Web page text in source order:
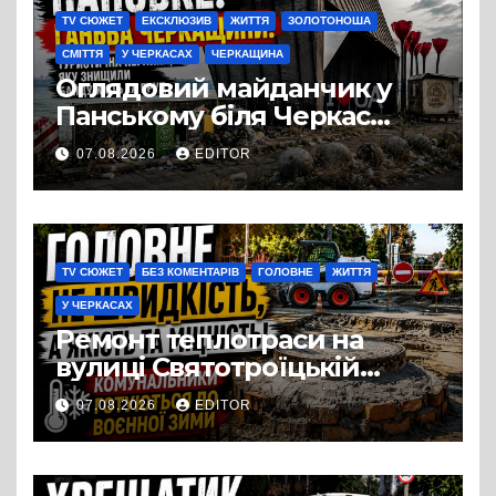
TV СЮЖЕТ ЕКСКЛЮЗИВ ЖИТТЯ ЗОЛОТОНОША
СМІТТЯ У ЧЕРКАСАХ ЧЕРКАЩИНА
Оглядовий майданчик у
Панському біля Черкас
перетворився на занедбане
сміттєзвалище
07.08.2026 EDITOR
TV СЮЖЕТ БЕЗ КОМЕНТАРІВ ГОЛОВНЕ ЖИТТЯ
У ЧЕРКАСАХ
Ремонт теплотраси на
вулиці Святотроїцькій
затягнувся порівняно із
запланованими термінами.
Вулицю досі не відкрили
для руху
07.08.2026 EDITOR